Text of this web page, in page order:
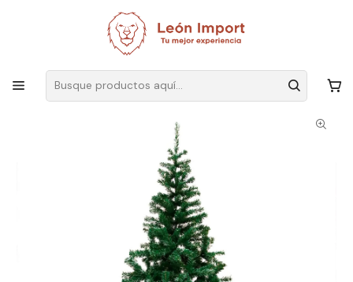
Envíos GRATIS
Ver Todos Los Productos
Árbol De Navidad Pascua 2,1 Metros Verde Fiestas Navideñas